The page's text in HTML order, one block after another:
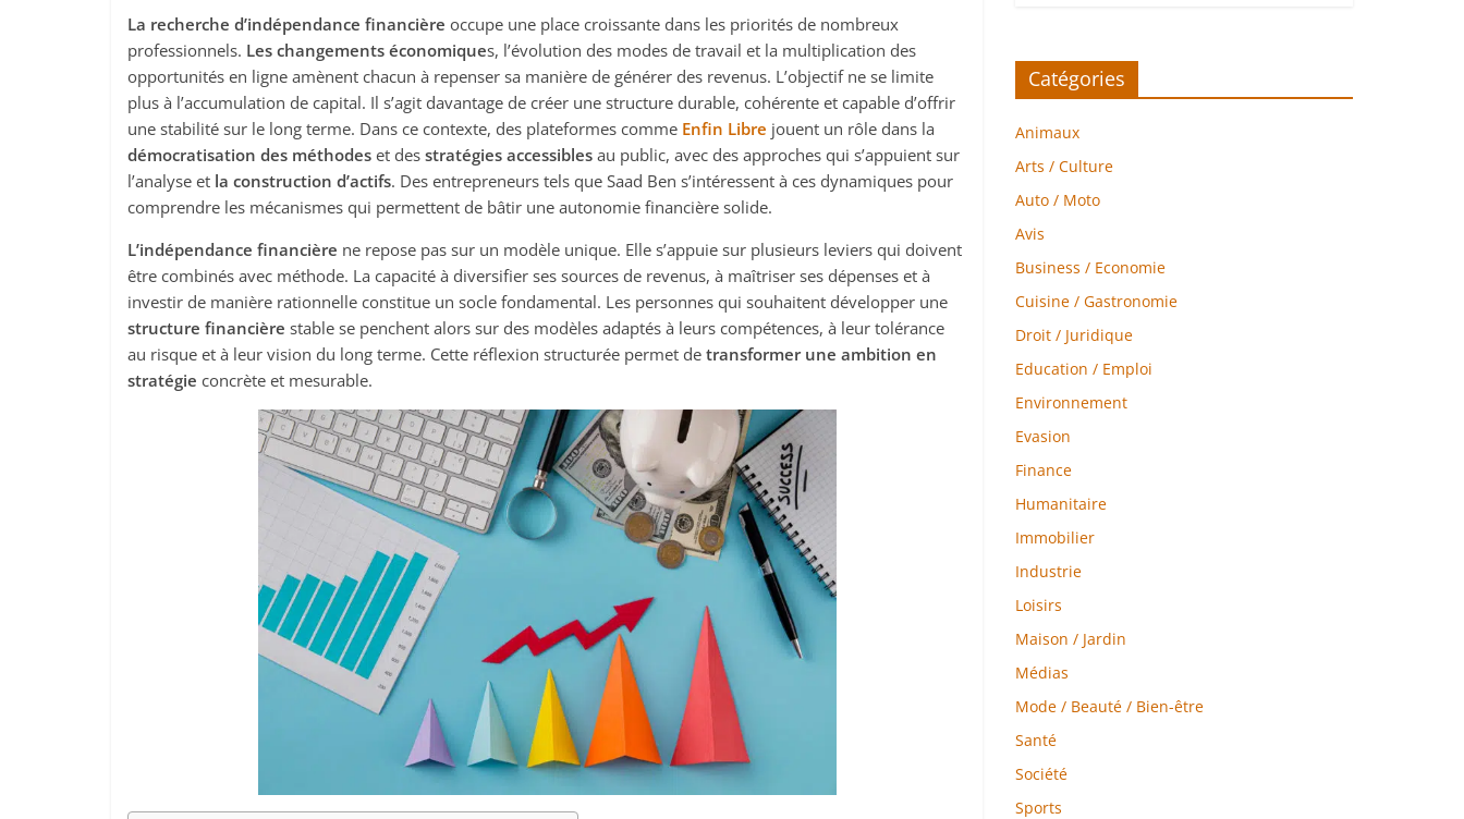
La recherche d’indépendance financière occupe une place croissante dans les priorités de nombreux
professionnels. Les changements économiques, l’évolution des modes de travail et la multiplication des
opportunités en ligne amènent chacun à repenser sa manière de générer des revenus. L’objectif ne se limite
plus à l’accumulation de capital. Il s’agit davantage de créer une structure durable, cohérente et capable d’offrir
une stabilité sur le long terme. Dans ce contexte, des plateformes comme Enfin Libre jouent un rôle dans la
démocratisation des méthodes et des stratégies accessibles au public, avec des approches qui s’appuient sur
l’analyse et la construction d’actifs. Des entrepreneurs tels que Saad Ben s’intéressent à ces dynamiques pour
comprendre les mécanismes qui permettent de bâtir une autonomie financière solide.
L’indépendance financière ne repose pas sur un modèle unique. Elle s’appuie sur plusieurs leviers qui doivent
être combinés avec méthode. La capacité à diversifier ses sources de revenus, à maîtriser ses dépenses et à
investir de manière rationnelle constitue un socle fondamental. Les personnes qui souhaitent développer une
structure financière stable se penchent alors sur des modèles adaptés à leurs compétences, à leur tolérance
au risque et à leur vision du long terme. Cette réflexion structurée permet de transformer une ambition en
stratégie concrète et mesurable.
Catégories
Animaux
Arts / Culture
Auto / Moto
Avis
Business / Economie
Cuisine / Gastronomie
Droit / Juridique
Education / Emploi
Environnement
Evasion
Finance
Humanitaire
Immobilier
Industrie
Loisirs
Maison / Jardin
Médias
Mode / Beauté / Bien-être
Santé
Société
Sports